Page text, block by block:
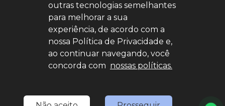
Explore nosso sucesso
Desenvolvido porsync
outras tecnologias semelhantes
para melhorar a sua
experiência, de acordo com a
nossa Política de Privacidade e,
ao continuar navegando, você
concorda com nossas políticas.